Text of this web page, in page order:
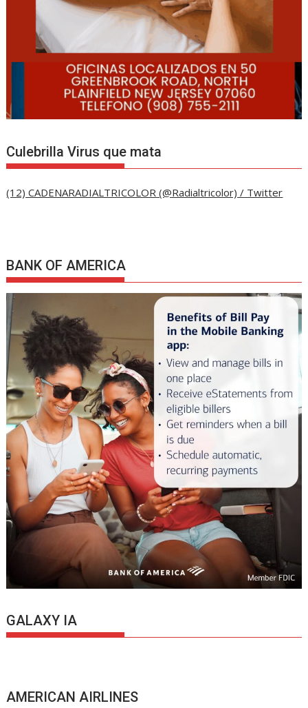
Culebrilla Virus que mata
(12) CADENARADIALTRICOLOR (@Radialtricolor) / Twitter
BANK OF AMERICA
GALAXY IA
AMERICAN AIRLINES